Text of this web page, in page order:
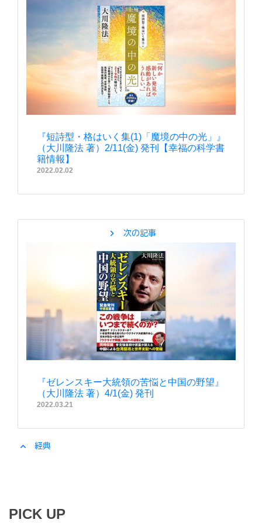
『短詩型・格はいく集(1)「魔境の中の光」』
（大川隆法 著）2/11(金) 発刊【幸福の科学書
籍情報】
2022.02.02
chevron_right 次の記事
『ゼレンスキー大統領の苦悩と中国の野望』
（大川隆法 著）4/1(金) 発刊
2022.03.21
expand_less 経典
PICK UP